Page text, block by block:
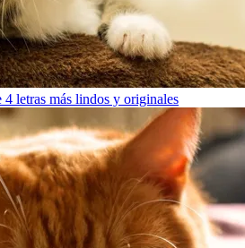
4 letras más lindos y originales